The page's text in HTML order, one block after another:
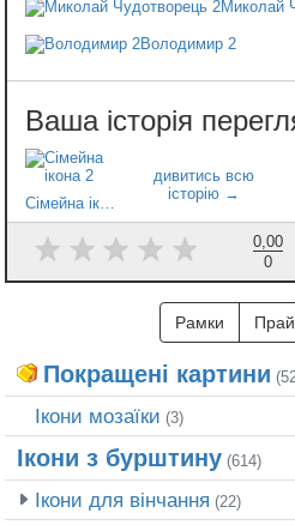
Миколай
Володимир 2
0,00
0
Рамки
Покращені картини
Ікони мозаїки (3)
Ікони з бурштину (614)
Ікони для вінчання (22)